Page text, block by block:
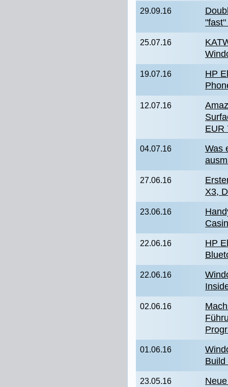
29.09.16
"fast"
25.07.16
19.07.16
HP
12.07.16
EUR
04.07.16
Was
27.06.16
X3,
23.06.16
22.06.16
HP
22.06.16
02.06.16
01.06.16
Build
23.05.16